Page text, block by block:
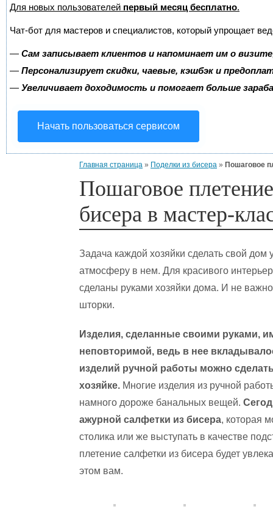
Для новых пользователей первый месяц бесплатно.
Чат-бот для мастеров и специалистов, который упрощает
— Сам записывает клиентов и напоминает им о
— Персонализирует скидки, чаевые, кэшбэк и
— Увеличивает доходимость и помогает больше
Начать пользоваться сервисом
Главная страница » Поделки из бисера » Пошаговое
Пошаговое
бисера в мастер-
Задача каждой хозяйки сделать свой
атмосферу в нем. Для красивого
сделаны руками хозяйки дома. И не
шторки.
Изделия, сделанные своими руками,
неповторимой, ведь в нее
изделий ручной работы можно
хозяйке. Многие изделия из ручной
намного дороже банальных вещей.
ажурной салфетки из бисера, которая
столика или же выступать в качестве
плетение салфетки из бисера будет
этом вам.